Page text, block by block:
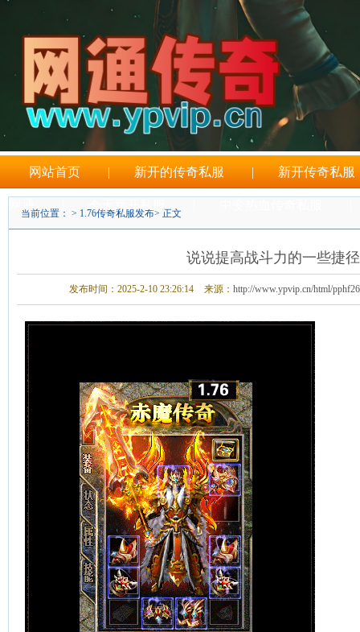
网站首页 | 新开的传奇私服 | 新开传奇私服
当前位置： > 1.76传奇私服发布> 正文
说说提高战斗力的一些捷径
发布时间：2025-2-10 23:26:14 来源： http://www.ypvip.cn/html/